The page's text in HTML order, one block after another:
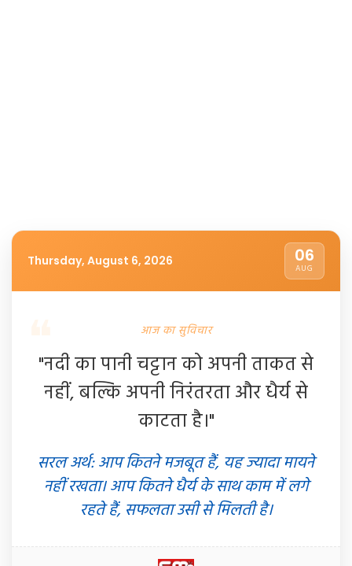
Thursday, August 6, 2026 06
AUG
आज का सुविचार
"नदी का पानी चट्टान को अपनी ताकत से
नहीं, बल्कि अपनी निरंतरता और धैर्य से
काटता है।"
सरल अर्थ: आप कितने मजबूत हैं, यह ज्यादा मायने
नहीं रखता। आप कितने धैर्य के साथ काम में लगे
रहते हैं, सफलता उसी से मिलती है।